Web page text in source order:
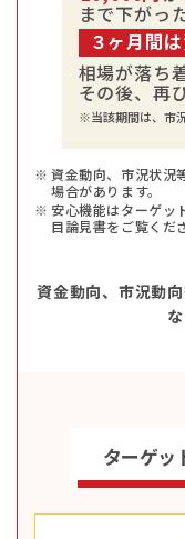
まで下がっ
３ヶ月間
相場が落ち
その後、再
※当該期間は、市
資金動向、市況状況
場合があります。
安心機能はターゲッ
目論見書をご覧くだ
資金動向、市況動
ターゲッ